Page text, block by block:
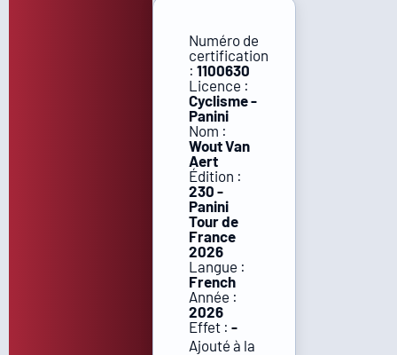
Numéro de
certification
: 1100630
Licence :
Cyclisme -
Panini
Nom :
Wout Van
Aert
Édition :
230 -
Panini
Tour de
France
2026
Langue :
French
Année :
2026
Effet : -
Ajouté à la